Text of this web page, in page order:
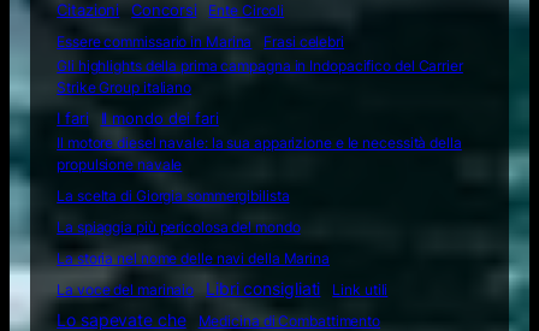
Citazioni
Concorsi
Ente Circoli
Essere commissario in Marina
Frasi celebri
Gli highlights della prima campagna in Indopacifico del Carrier
Strike Group italiano
I fari
Il mondo dei fari
Il motore diesel navale: la sua apparizione e le necessità della
propulsione navale
La scelta di Giorgia sommergibilista
La spiaggia più pericolosa del mondo
La storia nel nome delle navi della Marina
La voce del marinaio
Libri consigliati Link utili
Lo sapevate che Medicina di Combattimento